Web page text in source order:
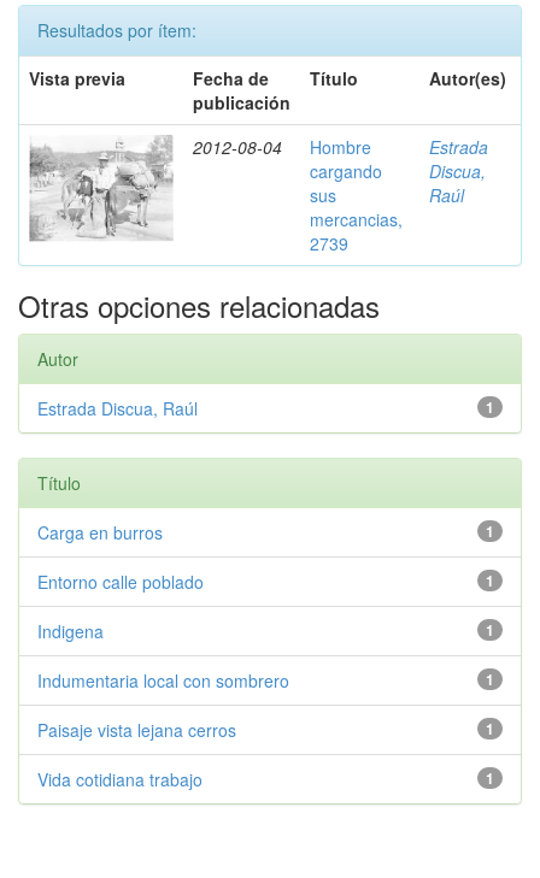
Resultados por ítem:
Vista previa
Fecha de
publicación
Título Autor(es)
2012-08-04
Hombre
cargando
sus
mercancias,
2739
Estrada
Discua,
Raúl
Otras opciones relacionadas
Autor
1
Estrada Discua, Raúl
Título
1
Carga en burros
1
Entorno calle poblado
1
Indigena
1
Indumentaria local con sombrero
1
Paisaje vista lejana cerros
1
Vida cotidiana trabajo